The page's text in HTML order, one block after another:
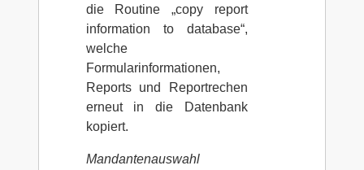
die Routine „copy report
information to database“,
welche
Formularinformationen,
Reports und Reportrechen
erneut in die Datenbank
kopiert.
Mandantenauswahl